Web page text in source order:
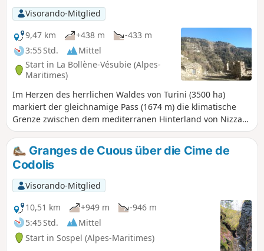
Visorando-Mitglied
9,47 km
+438 m
-433 m
3:55 Std.
Mittel
Start in La Bollène-Vésubie (Alpes-
Maritimes)
Im Herzen des herrlichen Waldes von Turini (3500 ha)
markiert der gleichnamige Pass (1674 m) die klimatische
Grenze zwischen dem mediterranen Hinterland von Nizza
und dem bergigen „Haut-Pays”. Die Olivenhaine weichen
Tannen-, Buchen- und Lärchenwäldern, die im Herbst in
leuchtenden Farben erstrahlen. Auf dieser Rundwanderung
genießen Sie herrliche Ausblicke auf die gesamte Region,
den Mounier, die Cime du Diable, das Vallon de la Maïris...
Granges de Cuous über die Cime de
Codolis
Visorando-Mitglied
10,51 km
+949 m
-946 m
5:45 Std.
Mittel
Start in Sospel (Alpes-Maritimes)